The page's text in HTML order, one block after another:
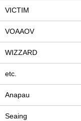
VICTIM
VOAAOV
WIZZARD
etc.
Anapau
Seaing